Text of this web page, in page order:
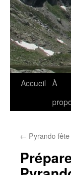
Accueil À
← Pyrando